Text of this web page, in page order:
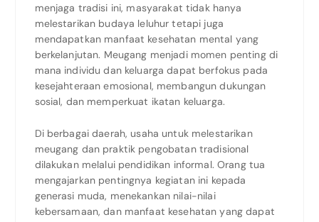
menjaga tradisi ini, masyarakat tidak hanya
melestarikan budaya leluhur tetapi juga
mendapatkan manfaat kesehatan mental yang
berkelanjutan. Meugang menjadi momen penting di
mana individu dan keluarga dapat berfokus pada
kesejahteraan emosional, membangun dukungan
sosial, dan memperkuat ikatan keluarga.
Di berbagai daerah, usaha untuk melestarikan
meugang dan praktik pengobatan tradisional
dilakukan melalui pendidikan informal. Orang tua
mengajarkan pentingnya kegiatan ini kepada
generasi muda, menekankan nilai-nilai
kebersamaan, dan manfaat kesehatan yang dapat